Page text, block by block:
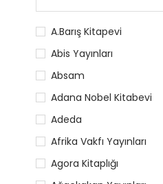
Abdullah Çağıl
Abdullah Dinçkol
Abdullah Karatay
A.Barış Kitapevi
Abis Yayınları
Absam
Adana Nobel Kitabevi
Adeda
Afrika Vakfı Yayınları
Agora Kitaplığı